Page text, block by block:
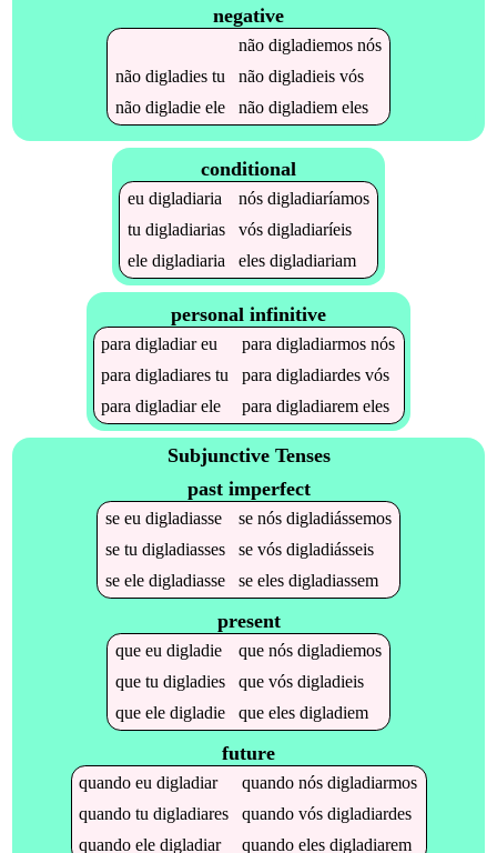
negative
não digladiemosnós
não digladiestu não digladieisvós
não digladieele não digladiemeles
conditional
eu digladiaria nós digladiaríamos
tu digladiarias vós digladiaríeis
ele digladiaria eles digladiariam
personal infinitive
paradigladiareu paradigladiarmos nós
paradigladiares tu paradigladiardes vós
paradigladiarele paradigladiarem eles
Subjunctive Tenses
past imperfect
se eu digladiasse se nós digladiássemos
se tu digladiasses se vós digladiásseis
se ele digladiasse se eles digladiassem
present
que eu digladie que nós digladiemos
que tu digladies que vós digladieis
que ele digladie que eles digladiem
future
quandoeudigladiar quandonósdigladiarmos
quandotudigladiares quandovósdigladiardes
quandoeledigladiar quandoelesdigladiarem